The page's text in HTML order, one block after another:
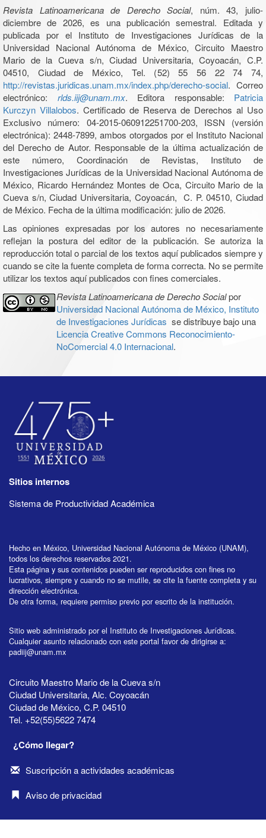
Revista Latinoamericana de Derecho Social, núm. 43, julio-
diciembre de 2026, es una publicación semestral. Editada y
publicada por el Instituto de Investigaciones Jurídicas de la
Universidad Nacional Autónoma de México, Circuito Maestro
Mario de la Cueva s/n, Ciudad Universitaria, Coyoacán, C.P.
04510, Ciudad de México, Tel. (52) 55 56 22 74 74,
http://revistas.juridicas.unam.mx/index.php/derecho-social. Correo
electrónico: rlds.iij@unam.mx. Editora responsable: Patricia
Kurczyn Villalobos. Certificado de Reserva de Derechos al Uso
Exclusivo número: 04-2015-060912251700-203, ISSN (versión
electrónica): 2448-7899, ambos otorgados por el Instituto Nacional
del Derecho de Autor. Responsable de la última actualización de
este número, Coordinación de Revistas, Instituto de
Investigaciones Jurídicas de la Universidad Nacional Autónoma de
México, Ricardo Hernández Montes de Oca, Circuito Mario de la
Cueva s/n, Ciudad Universitaria, Coyoacán, C. P. 04510, Ciudad
de México. Fecha de la última modificación: julio de 2026.
Las opiniones expresadas por los autores no necesariamente
reflejan la postura del editor de la publicación. Se autoriza la
reproducción total o parcial de los textos aquí publicados siempre y
cuando se cite la fuente completa de forma correcta. No se permite
utilizar los textos aquí publicados con fines comerciales.
Revista Latinoamericana de Derecho Socialpor
Universidad Nacional Autónoma de México, Instituto
de Investigaciones Jurídicas se distribuye bajo una
Licencia Creative Commons Reconocimiento-
NoComercial 4.0 Internacional.
Sitios internos
Sistema de Productividad Académica
Hecho en México, Universidad Nacional Autónoma de México (UNAM),
todos los derechos reservados 2021.
Esta página y sus contenidos pueden ser reproducidos con fines no
lucrativos, siempre y cuando no se mutile, se cite la fuente completa y su
dirección electrónica.
De otra forma, requiere permiso previo por escrito de la institución.
Sitio web administrado por el Instituto de Investigaciones Jurídicas.
Cualquier asunto relacionado con este portal favor de dirigirse a:
padiij@unam.mx
Circuito Maestro Mario de la Cueva s/n
Ciudad Universitaria, Alc. Coyoacán
Ciudad de México, C.P. 04510
Tel. +52(55)5622 7474
¿Cómo llegar?
Suscripción a actividades académicas
Aviso de privacidad